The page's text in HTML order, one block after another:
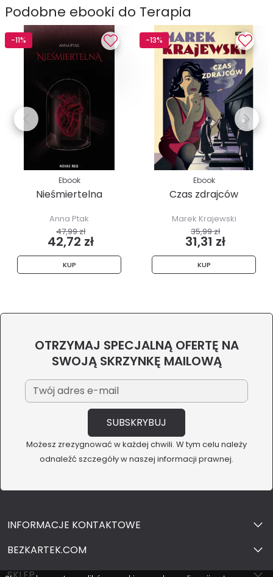
Podobne ebooki do Terapia
-11%
Ebook
Nieśmiertelna
Anna Ptak
47,99 zł
42,72 zł
KUP
-13%
Ebook
Czas zdrajców
Marek Krajewski
35,99 zł
31,31 zł
KUP
OTRZYMAJ SPECJALNĄ OFERTĘ NA
SWOJĄ SKRZYNKĘ MAILOWĄ
Możesz zrezygnować w każdej chwili. W tym celu należy
odnaleźć szczegóły w naszej informacji prawnej.
INFORMACJE KONTAKTOWE
BEZKARTEK.COM